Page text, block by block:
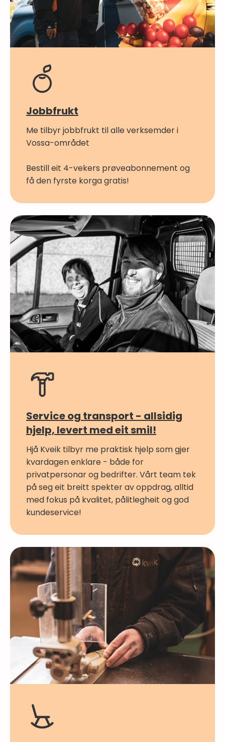
Jobbfrukt
Me tilbyr jobbfrukt til alle verksemder i
Vossa-området
Bestill eit 4-vekers prøveabonnement og
få den fyrste korga gratis!
Service og transport - allsidig
hjelp, levert med eit smil!
Hjå Kveik tilbyr me praktisk hjelp som gjer
kvardagen enklare - både for
privatpersonar og bedrifter. Vårt team tek
på seg eit breitt spekter av oppdrag, alltid
med fokus på kvalitet, pålitlegheit og god
kundeservice!